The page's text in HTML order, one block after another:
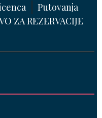
Putovanja
ZA REZERVACIJE